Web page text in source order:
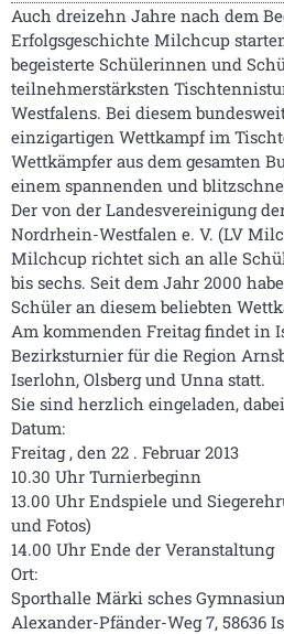
Auch dreizehn Jahre nach dem
Erfolgsgeschichte Milchcup
begeisterte Schülerinnen und
teilnehmerstärksten
Westfalens. Bei diesem
einzigartigen Wettkampf im
Wettkämpfer aus dem gesamten
einem spannenden und
Der von der Landesvereinigung
Nordrhein-Westfalen e. V. (LV
Milchcup richtet sich an alle
bis sechs. Seit dem Jahr 2000
Schüler an diesem beliebten
Am kommenden Freitag findet in
Bezirksturnier für die Region
Iserlohn, Olsberg und Unna statt.
Sie sind herzlich eingeladen,
Datum:
Freitag , den 22 . Februar 2013
10.30 Uhr Turnierbeginn
13.00 Uhr Endspiele und
und Fotos)
14.00 Uhr Ende der Veranstaltung
Ort:
Sporthalle Märki sches
Alexander-Pfänder-Weg 7, 58636